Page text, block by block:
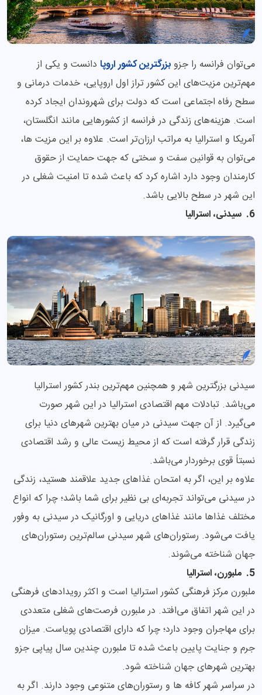
می‌توان فرانسه را جزوبزرگترین کشور اروپا دانست و یکی از
مهم‌‌ترین مزیت‌های این کشور تراز اول اروپایی، خدمات درمانی و
سطح رفاه اجتماعی است که دولت برای شهروندان ایجاد کرده
است. هزینه‌های زندگی در فرانسه از کشورهایی مانند انگلستان،
آمریکا و استرالیا به مراتب ارزان‌تر است. علاوه بر این مزیت ها،
می‌توان به قوانین سفت و سختی که جهت حمایت از حقوق
کارمندان وجود دارد اشاره کرد که باعث شده تا امنیت شغلی در
این شهر در سطح بالایی باشد.
6. سیدنی، استرالیا
سیدنی بزرگترین شهر و همچنین مهم‌‌ترین بندر کشور استرالیا
می‌باشد. تبادلات مهم اقتصادی استرالیا در این شهر صورت
می‌گیرد. از آن جهت سیدنی در میان بهترین شهرهای دنیا برای
زندگی قرار گرفته است که از محیط زیست عالی و رشد اقتصادی
نسبتاً قوی برخوردار می‌باشد.
علاوه بر این، اگر به امتحان غذاهای جدید علاقمند هستید، زندگی
در سیدنی می‌تواند تجربه‌ای بی نظیر برای شما باشد؛ چرا که انواع
مختلف غذاها مانند غذاهای دریایی و اورگانیک در سیدنی به وفور
یافت می‌شود. رستوران‌های شهر سیدنی سالم‌‌ترین رستوران‌های
جهان شناخته می‌شوند.
5. ملبورن، استرالیا
ملبورن مرکز فرهنگی کشور استرالیا است و اکثر رویدادهای فرهنگی
در این شهر اتفاق می‌افتد. در ملبورن فرصت‌های شغلی متعددی
برای مهاجران وجود دارد؛ چرا که دارای اقتصادی پویاست. میزان
جرم و جنایت پایین باعث شده تا ملبورن چندین سال پیاپی جزو
بهترین شهرهای جهان شناخته شود.
در سراسر شهر کافه ها و رستوران‌های متنوعی وجود دارند. اگر به